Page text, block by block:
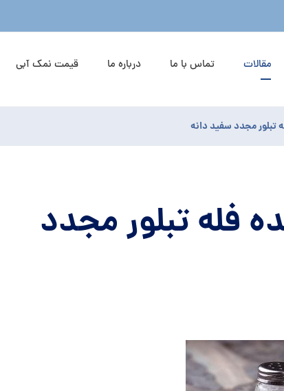
مقالات تماس با ما درباره ما قیمت نمک آبی
مجدد سفید دانه
فله تبلور مجدد